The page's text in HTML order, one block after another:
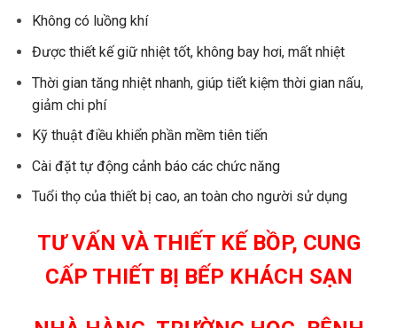
Không có luồng khí
Được thiết kế giữ nhiệt tốt, không bay hơi, mất nhiệt
Thời gian tăng nhiệt nhanh, giúp tiết kiệm thời gian nấu,
giảm chi phí
Kỹ thuật điều khiển phần mềm tiên tiến
Cài đặt tự động cảnh báo các chức năng
Tuổi thọ của thiết bị cao, an toàn cho người sử dụng
TƯ VẤN VÀ THIẾT KẾ BỒP, CUNG
CẤP THIẾT BỊ BẾP KHÁCH SẠN